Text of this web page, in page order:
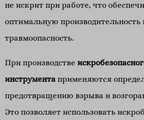
не искрит при работе, что
оптимальную
травмоопасность.
При производстве
инструмента применяются
предотвращению взрыва и
Это позволяет использовать